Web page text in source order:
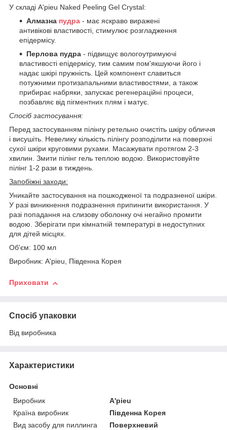
У складі A'pieu Naked Peeling Gel Crystal:
Алмазна пудра - має яскраво виражені
антивікові властивості, стимулює розгладження
епідермісу.
Перлова пудра - підвищує вологоутримуючі
властивості епідермісу, тим самим пом'якшуючи його і
надає шкірі пружність. Цей компонент славиться
потужними протизапальними властивостями, а також
прибирає набряки, запускає регенераційні процеси,
позбавляє від пігментних плям і матує.
Спосіб застосування:
Перед застосуванням пілінгу ретельно очистіть шкіру обличчя
і висушіть. Невелику кількість пілінгу розподілити на поверхні
сухої шкіри круговими рухами. Масажувати протягом 2-3
хвилин. Змити пілінг гель теплою водою. Використовуйте
пілінг 1-2 рази в тиждень.
Запобіжні заходи:
Уникайте застосування на пошкодженої та подразненої шкіри.
У разі виникнення подразнення припинити використання. У
разі попадання на слизову оболонку очі негайно промити
водою. Зберігати при кімнатній температурі в недоступних
для дітей місцях.
Об'єм: 100 мл
Виробник: A'pieu, Південна Корея
Приховати
Спосіб упаковки
Від виробника
Характеристики
Основні
Виробник
A'pieu
Країна виробник
Південна Корея
Вид засобу для пиллинга
Поверхневий